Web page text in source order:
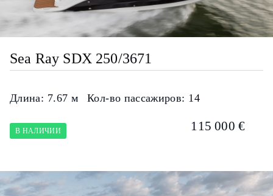
Sea Ray SDX 250/3671
Длина: 7.67 м Кол-во пассажиров: 14
В НАЛИЧИИ 115 000 €